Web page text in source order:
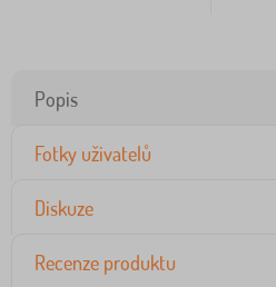
Popis
Fotky uživatelů
Diskuze
Recenze produktu